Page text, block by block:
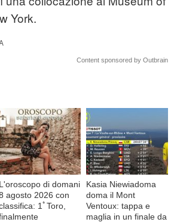
York.
Content sponsored by Outbrain
L'oroscopo di domani
agosto 2026 con
1ﾟToro,
Kasia Niewiadoma
doma il Mont
Ventoux: tappa e
maglia in un finale da